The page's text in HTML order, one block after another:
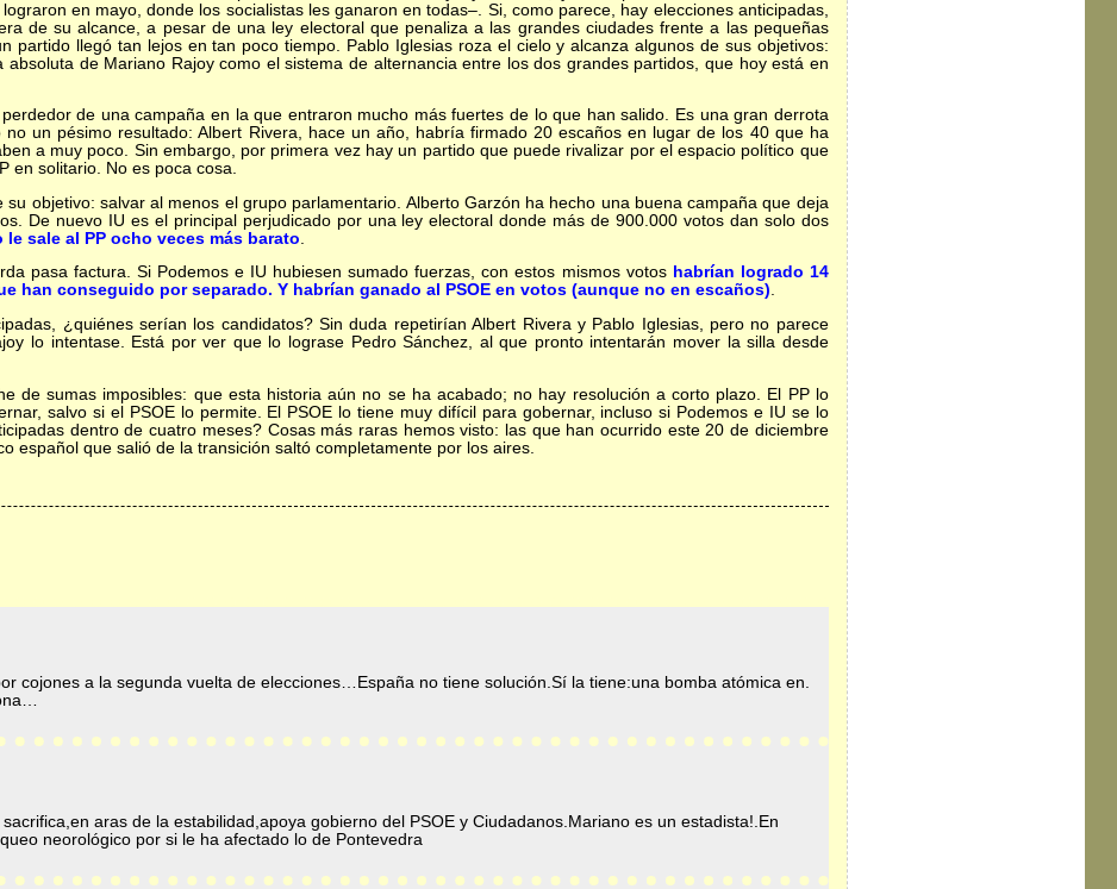
en mayo, donde los socialistas les ganaron en todas–. Si, como parece, hay elecciones anticipadas,
de su alcance, a pesar de una ley electoral que penaliza a las grandes ciudades frente a las pequeñas
partido llegó tan lejos en tan poco tiempo. Pablo Iglesias roza el cielo y alcanza algunos de sus objetivos:
absoluta de Mariano Rajoy como el sistema de alternancia entre los dos grandes partidos, que hoy está en
de una campaña en la que entraron mucho más fuertes de lo que han salido. Es una gran derrota
no un pésimo resultado: Albert Rivera, hace un año, habría firmado 20 escaños en lugar de los 40 que ha
a muy poco. Sin embargo, por primera vez hay un partido que puede rivalizar por el espacio político que
en solitario. No es poca cosa.
su objetivo: salvar al menos el grupo parlamentario. Alberto Garzón ha hecho una buena campaña que deja
De nuevo IU es el principal perjudicado por una ley electoral donde más de 900.000 votos dan solo dos
sale al PP ocho veces más barato
pasa factura. Si Podemos e IU hubiesen sumado fuerzas, con estos mismos votos habrían logrado 14
han conseguido por separado. Y habrían ganado al PSOE en votos (aunque no en escaños).
¿quiénes serían los candidatos? Sin duda repetirían Albert Rivera y Pablo Iglesias, pero no parece
lo intentase. Está por ver que lo lograse Pedro Sánchez, al que pronto intentarán mover la silla desde
de sumas imposibles: que esta historia aún no se ha acabado; no hay resolución a corto plazo. El PP lo
salvo si el PSOE lo permite. El PSOE lo tiene muy difícil para gobernar, incluso si Podemos e IU se lo
dentro de cuatro meses? Cosas más raras hemos visto: las que han ocurrido este 20 de diciembre
español que salió de la transición saltó completamente por los aires.
cojones a la segunda vuelta de elecciones…España no tiene solución.Sí la tiene:una bomba atómica en.
sacrifica,en aras de la estabilidad,apoya gobierno del PSOE y Ciudadanos.Mariano es un estadista!.En
neorológico por si le ha afectado lo de Pontevedra